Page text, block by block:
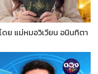
ดย แม่หมอวิเวียน อนินทิตา